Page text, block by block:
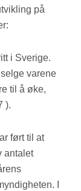
på
i Sverige.
varene
til å øke,
).
ført til at
antalet
I